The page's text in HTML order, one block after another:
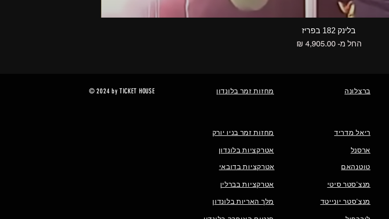
תצוגה מהירה
בלינק 182 בפריז
החל מ-
‏4,905.00 ‏₪
מחיר מבצע
© 2024 by TICKET HOUSE מחזות זמר בלונדון ברצלונה
מחזות זמר בניו יורק
אטרקציות בלונדון
אטרקציות בדובאי
אטרקציות בברלין
מלך האריות בלונדון
ריאל מדריד
ארסנל
טוטנהאם
מנצ'סטר סיטי
מנצ'סטר יונייטד